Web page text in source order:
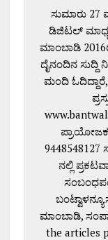
ಸುಮಾರು
ಡಿಜಿಟಲ್
ಮಾಂಬಾಡಿ
ದೈನಂದಿನ ಸುದ್ದಿ
ಮಂದಿ ಓದಿದ್ದಾರೆ,
ನಲ್ಲಿ
ಮಾಂಬಾಡಿ,
the articles